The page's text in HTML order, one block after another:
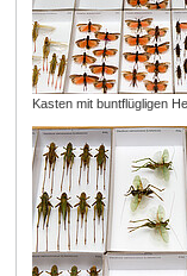
Kasten mit buntflügligen